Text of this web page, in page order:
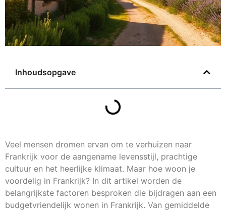
Inhoudsopgave
Veel mensen dromen ervan om te verhuizen naar
Frankrijk voor de aangename levensstijl, prachtige
cultuur en het heerlijke klimaat. Maar hoe woon je
voordelig in Frankrijk? In dit artikel worden de
belangrijkste factoren besproken die bijdragen aan een
budgetvriendelijk wonen in Frankrijk. Van gemiddelde